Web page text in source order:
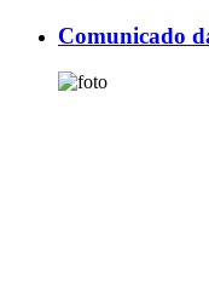
Comunicado